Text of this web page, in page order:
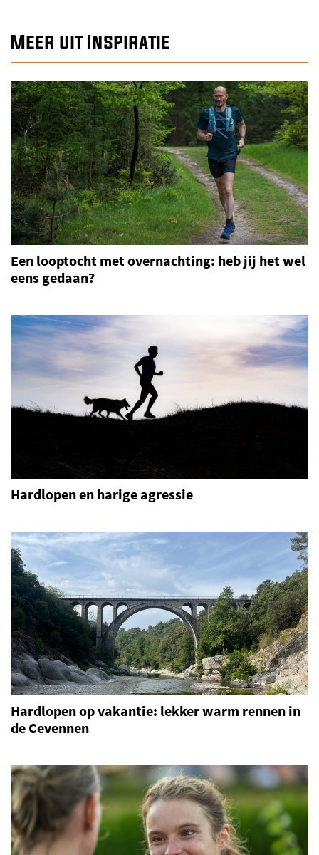
Meer uit Inspiratie
Een looptocht met overnachting: heb jij het wel
eens gedaan?
Hardlopen en harige agressie
Hardlopen op vakantie: lekker warm rennen in
de Cevennen